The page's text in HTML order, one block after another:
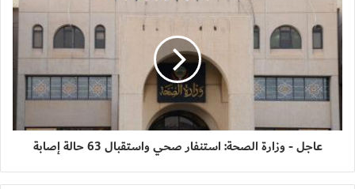
عاجل - وزارة الصحة: استنفار صحي واستقبال 63 حالة إصابة